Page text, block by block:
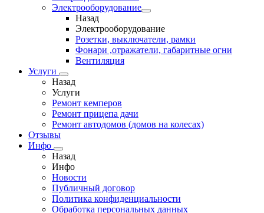
Электрооборудование
Назад
Электрооборудование
Розетки, выключатели, рамки
Фонари ,отражатели, габаритные огни
Вентиляция
Услуги
Назад
Услуги
Ремонт кемперов
Ремонт прицепа дачи
Ремонт автодомов (домов на колесах)
Отзывы
Инфо
Назад
Инфо
Новости
Публичный договор
Политика конфиденциальности
Обработка персональных данных